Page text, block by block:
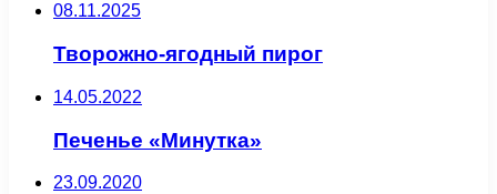
08.11.2025
Творожно-ягодный пирог
14.05.2022
Печенье «Минутка»
23.09.2020